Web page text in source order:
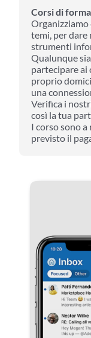
Corsi di
Organizziamo
temi, per dare
strumenti
Qualunque
partecipare ai
proprio
una
Verifica i
così la tua
I corso sono
previsto il